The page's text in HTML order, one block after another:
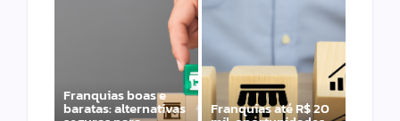
Franquias boas e
baratas: alternativas Franquias até R$ 20